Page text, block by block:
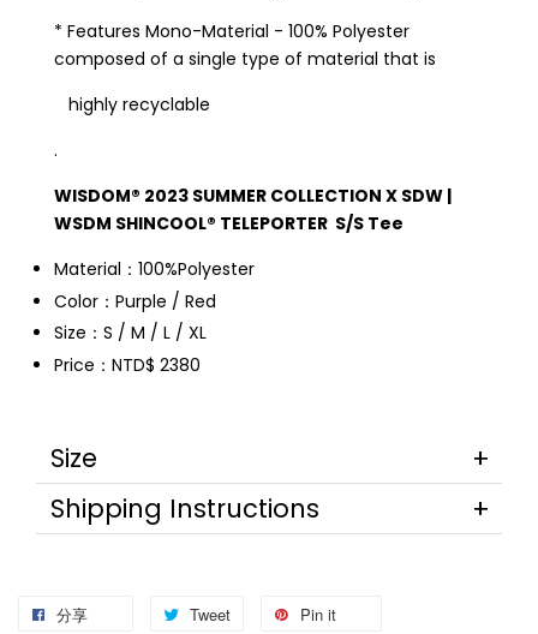
* Features Mono-Material - 100% Polyester
composed of a single type of material that is
highly recyclable
.
WISDOM® 2023 SUMMER COLLECTION X SDW |
WSDM SHINCOOL® TELEPORTER S/S Tee
Material：100%Polyester
Color：Purple / Red
Size：S / M / L / XL
Price：NTD$ 2380
Size
Shipping Instructions
分享 Tweet Pin it